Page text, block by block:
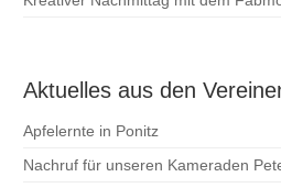
Aktuelles aus den
Apfelernte in Ponitz
Nachruf für unseren Kameraden